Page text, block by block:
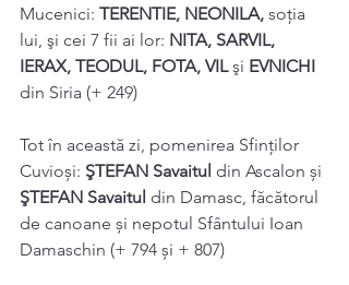
Mucenici: TERENTIE, NEONILA, soţia
lui, şi cei 7 fii ai lor: NITA, SARVIL,
IERAX, TEODUL, FOTA, VIL şi EVNICHI
din Siria (+ 249)
Tot în această zi, pomenirea Sfinților
Cuvioși: ŞTEFAN Savaitul din Ascalon și
ŞTEFAN Savaitul din Damasc, făcătorul
de canoane și nepotul Sfântului Ioan
Damaschin (+ 794 și + 807)